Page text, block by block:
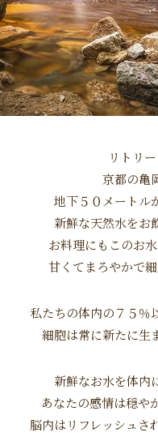
リトリー
京都の亀
地下５０メートル
新鮮な天然水をお
お料理にもこのお
甘くてまろやかで細
私たちの体内の７５％
細胞は常に新たに生
新鮮なお水を体内
あなたの感情は穏や
脳内はリフレッシュさ